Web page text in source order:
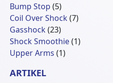
Bump Stop 55
Produk
Coil Over Shock 77
Gasshock 2323
Produk
Shock Smoothie 11
Upper Arms 11
ARTIKEL